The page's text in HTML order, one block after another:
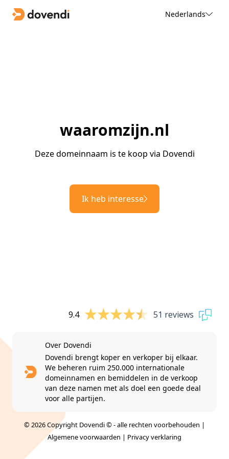
Nederlands
waaromzijn.nl
Deze domeinnaam is te koop via Dovendi
Ik heb interesse
9.4 51 reviews
Over Dovendi
Dovendi brengt koper en verkoper bij elkaar.
We beheren ruim 250.000 internationale
domeinnamen en bemiddelen in de verkoop
van deze namen met als doel een goede deal
voor alle partijen.
© 2026 Copyright Dovendi © - alle rechten voorbehouden |
Algemene voorwaarden | Privacy verklaring